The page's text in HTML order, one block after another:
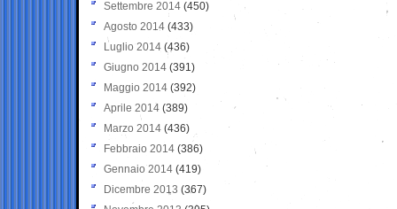
Settembre 2014 (450)
Agosto 2014 (433)
Luglio 2014 (436)
Giugno 2014 (391)
Maggio 2014 (392)
Aprile 2014 (389)
Marzo 2014 (436)
Febbraio 2014 (386)
Gennaio 2014 (419)
Dicembre 2013 (367)